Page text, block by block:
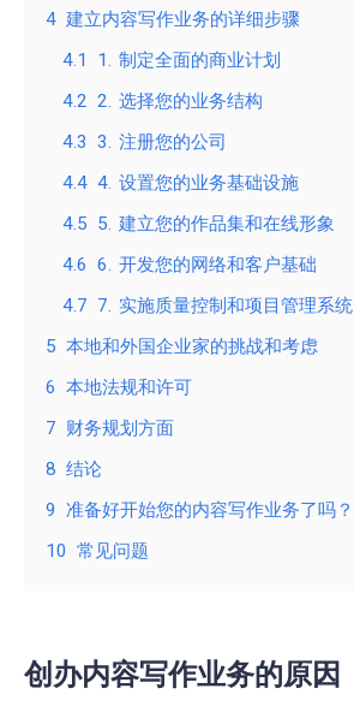
4 建立内容写作业务的详细步骤
4.1
1. 制定全面的商业计划
4.2 2. 选择您的业务结构
4.3 3. 注册您的公司
4.4 4. 设置您的业务基础设施
4.5 5. 建立您的作品集和在线形象
4.6 6. 开发您的网络和客户基础
4.7 7. 实施质量控制和项目管理系统
5 本地和外国企业家的挑战和考虑
6 本地法规和许可
7 财务规划方面
8 结论
9 准备好开始您的内容写作业务了吗？
10 常见问题
创办内容写作业务的原因